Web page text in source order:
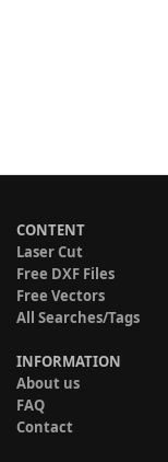
CONTENT
Laser Cut
Free DXF Files
Free Vectors
All Searches/Tags
INFORMATION
About us
FAQ
Contact